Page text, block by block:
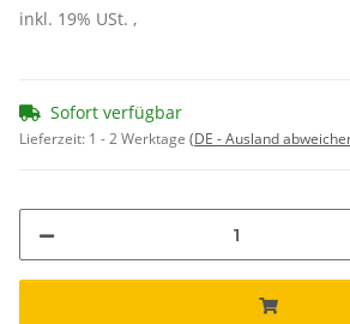
inkl. 19% USt. ,
Sofort verfügbar
Lieferzeit: 1 - 2 Werktage (DE - Ausland